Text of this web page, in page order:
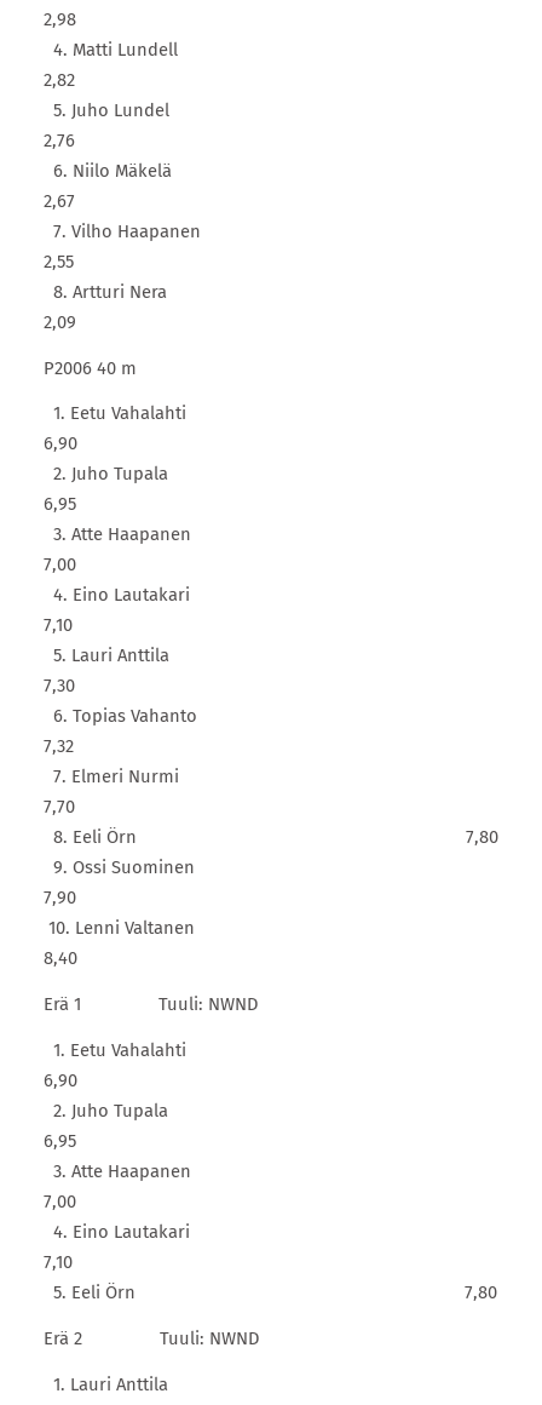
2,98
4. Matti Lundell
2,82
5. Juho Lundel
2,76
6. Niilo Mäkelä
2,67
7. Vilho Haapanen
2,55
8. Artturi Nera
2,09
P2006 40 m
1. Eetu Vahalahti
6,90
2. Juho Tupala
6,95
3. Atte Haapanen
7,00
4. Eino Lautakari
7,10
5. Lauri Anttila
7,30
6. Topias Vahanto
7,32
7. Elmeri Nurmi
7,70
8. Eeli Örn 7,80
9. Ossi Suominen
7,90
10. Lenni Valtanen
8,40
Erä 1 Tuuli: NWND
1. Eetu Vahalahti
6,90
2. Juho Tupala
6,95
3. Atte Haapanen
7,00
4. Eino Lautakari
7,10
5. Eeli Örn 7,80
Erä 2 Tuuli: NWND
1. Lauri Anttila